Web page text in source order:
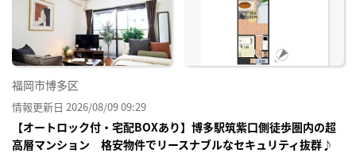
福岡市博多区
情報更新日 2026/08/09 09:29
【オートロック付・宅配BOXあり】博多駅筑紫口側徒歩圏内の超
高層マンション 格安物件でリースナブルなセキュリティ抜群♪